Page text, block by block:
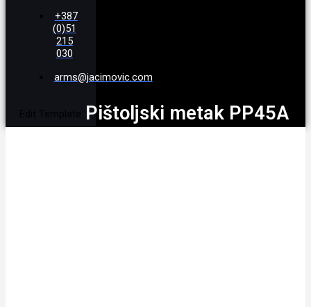
+387
(0)51
215
030
arms@jacimovic.com
Edit Template Pištoljski metak PP45A